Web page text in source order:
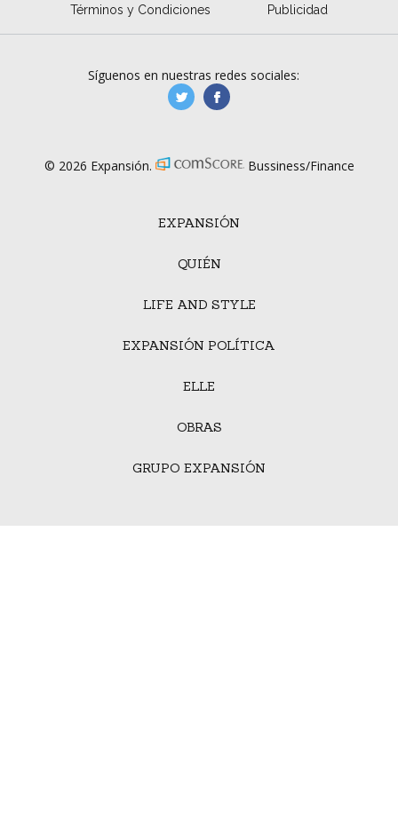
Términos y Condiciones Publicidad
EXPANSIÓN
QUIÉN
LIFE AND STYLE
EXPANSIÓN POLÍTICA
ELLE
OBRAS
GRUPO EXPANSIÓN
Síguenos en nuestras redes sociales:
manufacturaGE
© 2026 Expansión. Bussiness/Finance